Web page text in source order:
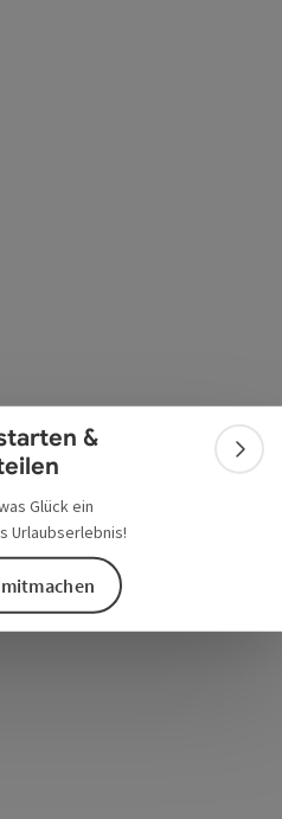
&
Glück ein
Urlaubserlebnis!